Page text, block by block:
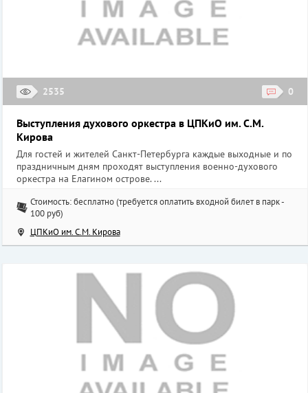
2535 0
Выступления духового оркестра в ЦПКиО им. С.М.
Кирова
Для гостей и жителей Санкт-Петербурга каждые выходные и по
праздничным дням проходят выступления военно-духового
оркестра на Елагином острове. ...
Стоимость: бесплатно (требуется оплатить входной билет в парк -
100 руб)
ЦПКиО им. С.М. Кирова